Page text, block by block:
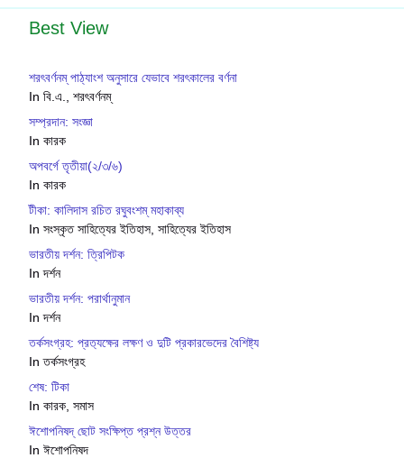
Best View
শরৎবর্ণনম্ পাঠ্যাংশ অনুসারে যেভাবে শরৎকালের বর্ণনা
In বি.এ., শরৎবর্ণনম্
সম্প্রদান: সংজ্ঞা
In কারক
অপবর্গে তৃতীয়া(২/৩/৬)
In কারক
টীকা: কালিদাস রচিত রঘুবংশম্ মহাকাব্য
In সংস্কৃত সাহিত্যের ইতিহাস, সাহিত্যের ইতিহাস
ভারতীয় দর্শন: ত্রিপিটক
In দর্শন
ভারতীয় দর্শন: পরার্থানুমান
In দর্শন
তর্কসংগ্রহ: প্রত‍্যক্ষের লক্ষণ ও দুটি প্রকারভেদের বৈশিষ্ট‍্য
In তর্কসংগ্রহ
শেষ: টিকা
In কারক, সমাস
ঈশোপনিষদ্ ছোট সংক্ষিপ্ত প্রশ্ন উত্তর
In ঈশোপনিষদ